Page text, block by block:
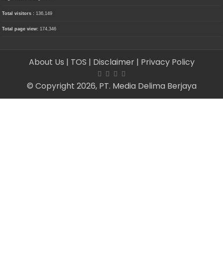
Total visitors :136,149
Total page view:174,346
About Us | TOS | Disclaimer | Privacy Policy
© Copyright 2026, PT. Media Delima Berjaya